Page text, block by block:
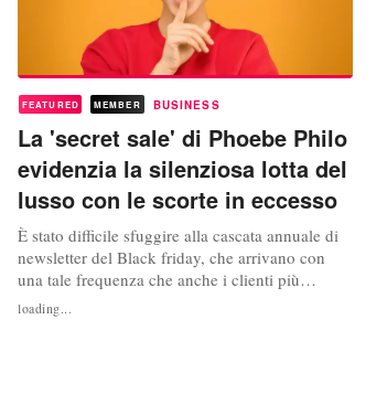
FEATURED MEMBER BUSINESS
La 'secret sale' di Phoebe Philo
evidenzia la silenziosa lotta del
lusso con le scorte in eccesso
È stato difficile sfuggire alla cascata annuale di
newsletter del Black friday, che arrivano con
una tale frequenza che anche i clienti più
esigenti possono provare un brivido di paura di
perdersi qualcosa. Le promozioni ora coprono
loading...